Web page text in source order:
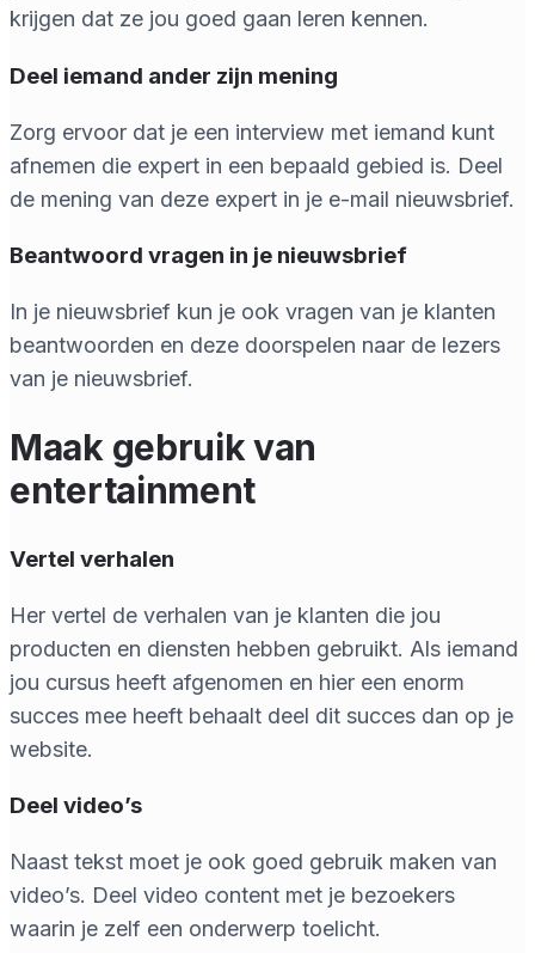
krijgen dat ze jou goed gaan leren kennen.
Deel iemand ander zijn mening
Zorg ervoor dat je een interview met iemand kunt
afnemen die expert in een bepaald gebied is. Deel
de mening van deze expert in je e-mail nieuwsbrief.
Beantwoord vragen in je nieuwsbrief
In je nieuwsbrief kun je ook vragen van je klanten
beantwoorden en deze doorspelen naar de lezers
van je nieuwsbrief.
Maak gebruik van
entertainment
Vertel verhalen
Her vertel de verhalen van je klanten die jou
producten en diensten hebben gebruikt. Als iemand
jou cursus heeft afgenomen en hier een enorm
succes mee heeft behaalt deel dit succes dan op je
website.
Deel video’s
Naast tekst moet je ook goed gebruik maken van
video’s. Deel video content met je bezoekers
waarin je zelf een onderwerp toelicht.